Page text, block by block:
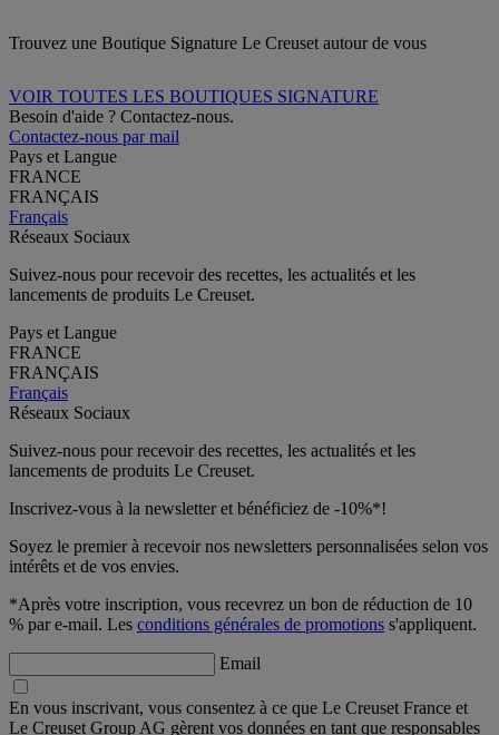
Trouvez une Boutique Signature Le Creuset autour de vous
VOIR TOUTES LES BOUTIQUES SIGNATURE
Besoin d'aide ? Contactez-nous.
Contactez-nous par mail
Pays et Langue
FRANCE
FRANÇAIS
Français
Réseaux Sociaux
Suivez-nous pour recevoir des recettes, les actualités et les
lancements de produits Le Creuset.
Pays et Langue
FRANCE
FRANÇAIS
Français
Réseaux Sociaux
Suivez-nous pour recevoir des recettes, les actualités et les
lancements de produits Le Creuset.
Inscrivez-vous à la newsletter et bénéficiez de -10%*!
Soyez le premier à recevoir nos newsletters personnalisées selon vos
intérêts et de vos envies.
*Après votre inscription, vous recevrez un bon de réduction de 10
% par e-mail. Les conditions générales de promotions s'appliquent.
Email
En vous inscrivant, vous consentez à ce que Le Creuset France et
Le Creuset Group AG gèrent vos données en tant que responsables